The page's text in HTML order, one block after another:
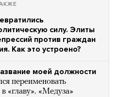
силу. Элиты
против граждан
Как это устроено?
моей должности
переименовать
«главу». «Медуза»